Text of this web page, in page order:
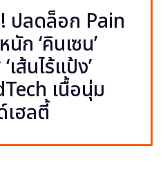
ปลดล็อก Pain
ก ‘คินเซน’
เส้นไร้แป้ง’
เนื้อนุ่ม
เฮลตี้